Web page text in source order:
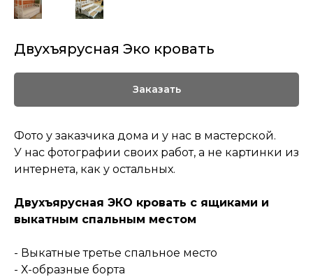
Двухъярусная Эко кровать
Заказать
Фото у заказчика дома и у нас в мастерской.
У нас фотографии своих работ, а не картинки из
интернета, как у остальных.
Двухъярусная ЭКО кровать с ящиками и
выкатным спальным местом
- Выкатные третье спальное место
- Х-образные борта